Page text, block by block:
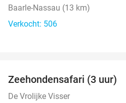
Baarle-Nassau (13 km)
Verkocht: 506
Zeehondensafari (3 uur)
De Vrolijke Visser